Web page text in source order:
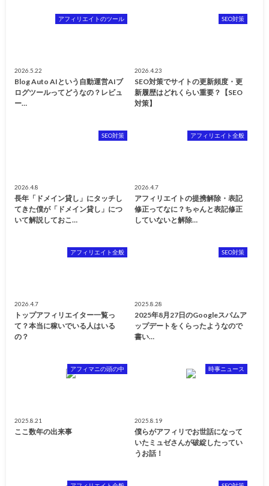
アフィリエイトのツール
2026.5.22
Blog Auto AIという自動運営AIブ
ログツールってどうなの？レビュ
ー…
SEO対策
2026.4.23
SEO対策でサイトの更新頻度・更
新履歴はどれくらい重要？【SEO
対策】
SEO対策
2026.4.8
長年「ドメイン貸し」にタッチし
てきた僕が「ドメイン貸し」につ
いて解説しておこ…
アフィリエイト全般
2026.4.7
アフィリエイトの提携解除・表記
修正ってなに？ちゃんと表記修正
していないと解除…
アフィリエイト全般
2026.4.7
トップアフィリエイター一覧っ
て？本当に稼いでいる人はいる
の？
SEO対策
2025.8.28
2025年8月27日のGoogleスパムア
ップデートをくらったようなので
書い…
アフィマニの頭の中
2025.8.21
ここ数年の出来事
時事ニュース
2025.8.19
僕らがアフィリでお世話になって
いたミュゼさんが破綻したってい
うお話！